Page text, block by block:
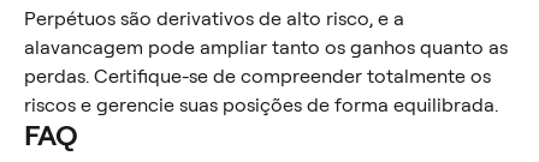
Perpétuos são derivativos de alto risco, e a
alavancagem pode ampliar tanto os ganhos quanto as
perdas. Certifique-se de compreender totalmente os
riscos e gerencie suas posições de forma equilibrada.
FAQ